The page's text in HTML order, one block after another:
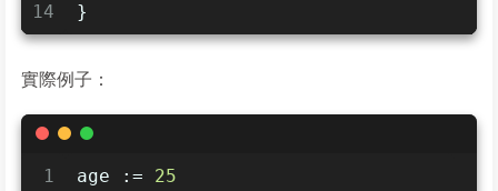
14
}
實際例子：
1
age := 25